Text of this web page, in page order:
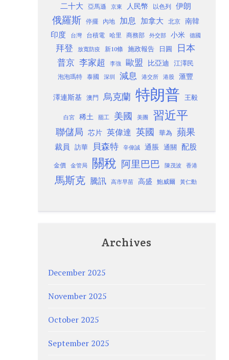
二十大 亞馬遜 京東 人民幣 以色列 伊朗
俄羅斯 停擺 內地 加息 加拿大 北京
南韓
印度
台灣 台積電 哈里 商務部 外交部 小米 德國
拜登 放寬防疫 新10條 施政報告 日圓 日本
普京 李家超 李強 歐盟 比亞迪 江澤民
泡泡瑪特 泰國 深圳 減息 港交所 港股 滙豐
澤連斯基 澳門 烏克蘭 特朗普 王毅
白宮 稀土 罷工 美國 美團 習近平
聯儲局 芯片 英偉達 英國 華為 蘋果
裁員 訪華 貝森特 辛偉誠 通脹 通關 配股
金價 金管局 關稅 阿里巴巴 陳茂波 香港
馬斯克 騰訊 高市早苗 高盛 鮑威爾 黃仁勳
Archives
December 2025
November 2025
October 2025
September 2025